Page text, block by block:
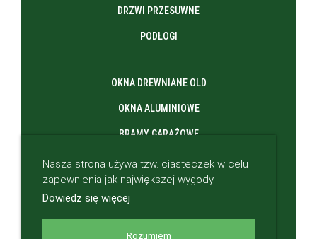
Nasza strona używa tzw. ciasteczek w celu
zapewnienia jak największej wygody.
Dowiedz się więcej
Rozumiem
DRZWI PRZESUWNE
PODŁOGI
OKNA DREWNIANE OLD
OKNA ALUMINIOWE
BRAMY GARAŻOWE
DEKORACJE